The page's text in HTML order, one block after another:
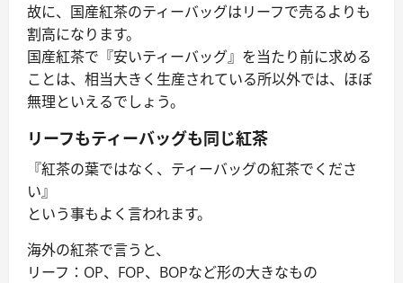
故に、国産紅茶のティーバッグはリーフで売るよりも
割高になります。
国産紅茶で『安いティーバッグ』を当たり前に求める
ことは、相当大きく生産されている所以外では、ほぼ
無理といえるでしょう。
リーフもティーバッグも同じ紅茶
『紅茶の葉ではなく、ティーバッグの紅茶でくださ
い』
という事もよく言われます。
海外の紅茶で言うと、
リーフ：OP、FOP、BOPなど形の大きなもの